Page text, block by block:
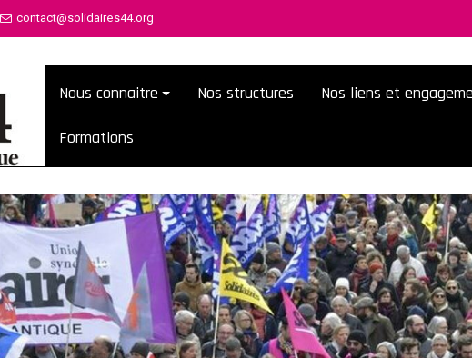
contact@solidaires44.org
Nous connaitre Nos structures Nos liens et
Formations